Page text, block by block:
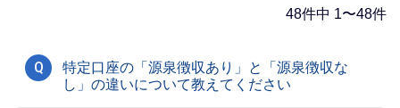
48件中 1〜48件
Q
特定口座の「源泉徴収あり」と「源泉徴収な
し」の違いについて教えてください